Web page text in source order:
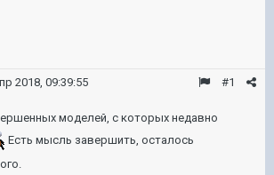
#1
2018, 09:39:55
моделей, с которых недавно
Есть мысль завершить, осталось